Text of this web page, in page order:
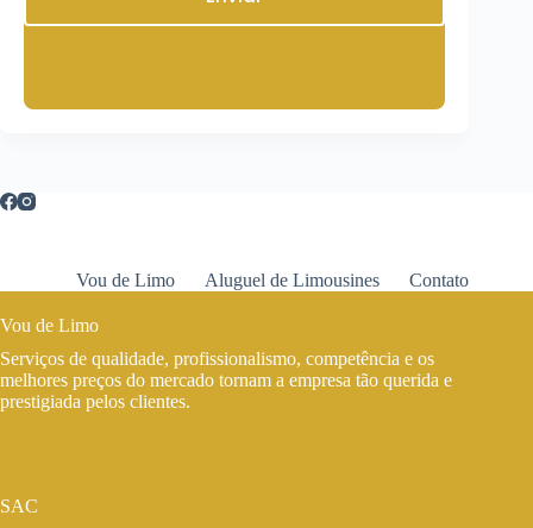
Vou de Limo Aluguel de Limousines Contato
Vou de Limo
Serviços de qualidade, profissionalismo, competência e os
melhores preços do mercado tornam a empresa tão querida e
prestigiada pelos clientes.
SAC